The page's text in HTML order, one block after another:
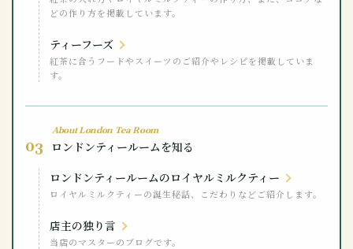
どの作り方を掲載しています。
ティーフーズ
紅茶に合うフードやスイーツのご紹介やレシピを掲載していま
す。
About London Tea Room
03
ロンドンティールームを知る
ロンドンティールームのロイヤルミルクティー
ロイヤルミルクティーの誕生秘話、こだわりなどご紹介します。
店主の独り言
当店のマスターのブログです。